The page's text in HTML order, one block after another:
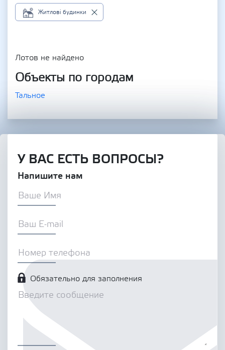
Житлові будинки
Лотов не найдено
Объекты по городам
Тальное
У ВАС ЕСТЬ ВОПРОСЫ?
Напишите нам
Обязательно для заполнения